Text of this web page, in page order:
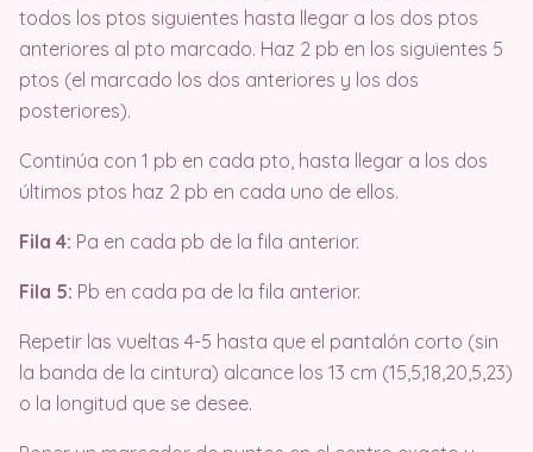
todos los ptos siguientes hasta llegar a los dos ptos
anteriores al pto marcado. Haz 2 pb en los siguientes 5
ptos (el marcado los dos anteriores y los dos
posteriores).
Continúa con 1 pb en cada pto, hasta llegar a los dos
últimos ptos haz 2 pb en cada uno de ellos.
Fila 4: Pa en cada pb de la fila anterior.
Fila 5: Pb en cada pa de la fila anterior.
Repetir las vueltas 4-5 hasta que el pantalón corto (sin
la banda de la cintura) alcance los 13 cm (15,5,18,20,5,23)
o la longitud que se desee.